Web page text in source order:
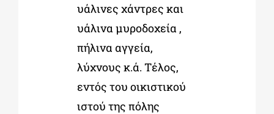
υάλινες χάντρες και
υάλινα μυροδοχεία ,
πήλινα αγγεία,
λύχνους κ.ά. Τέλος,
εντός του οικιστικού
ιστού της πόλης